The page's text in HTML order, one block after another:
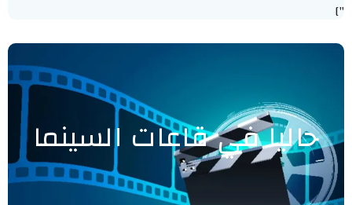
"]
حاليا في قاعات السينما